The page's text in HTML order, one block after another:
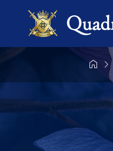
『教徒でなくて
スト教を語る
マスの新発見
ルネサンス美

 